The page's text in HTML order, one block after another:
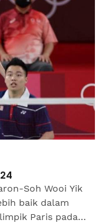
Soh Wooi Yik
baik dalam
Paris pada